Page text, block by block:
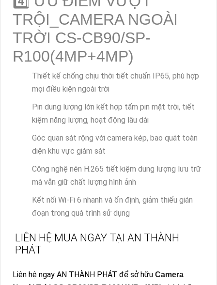
TRỘI_CAMERA NGOÀI
TRỜI CS-CB90/SP-
R100(4MP+4MP)
Thiết kế chống chịu thời tiết chuẩn IP65, phù hợp
mọi điều kiện ngoài trời
Pin dung lượng lớn kết hợp tấm pin mặt trời, tiết
kiệm năng lượng, hoạt động lâu dài
Góc quan sát rộng với camera kép, bao quát toàn
diện khu vực giám sát
Công nghệ nén H.265 tiết kiệm dung lượng lưu trữ
mà vẫn giữ chất lượng hình ảnh
Kết nối Wi-Fi 6 nhanh và ổn định, giảm thiểu gián
đoạn trong quá trình sử dụng
LIÊN HỆ MUA NGAY TẠI AN THÀNH
PHÁT
Liên hệ ngay AN THÀNH PHÁT để sở hữu Camera